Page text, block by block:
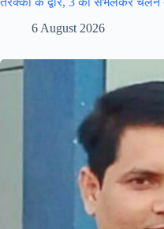
6 August 2026